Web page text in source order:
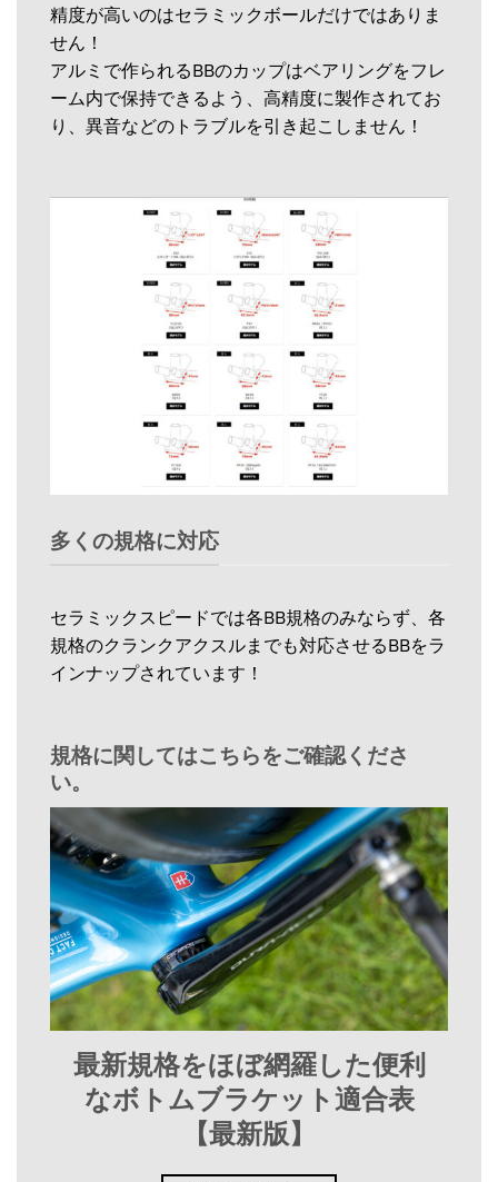
精度が高いのはセラミックボールだけではありま
せん！
アルミで作られるBBのカップはベアリングをフレ
ーム内で保持できるよう、高精度に製作されてお
り、異音などのトラブルを引き起こしません！
多くの規格に対応
セラミックスピードでは各BB規格のみならず、各
規格のクランクアクスルまでも対応させるBBをラ
インナップされています！
規格に関してはこちらをご確認くださ
い。
最新規格をほぼ網羅した便利
なボトムブラケット適合表
【最新版】